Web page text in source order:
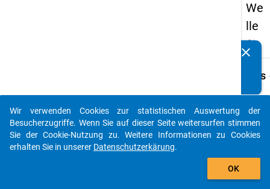
We
lle
1
Details
B21.1
clear
auto_stories
add_shopping_cart
Wir verwenden Cookies zur statistischen Auswertung der
Besucherzugriffe. Wenn Sie auf dieser Seite weitersurfen stimmen
Sie der Cookie-Nutzung zu. Weitere Informationen zu Cookies
erhalten Sie in unserer Datenschutzerkärung.
OK